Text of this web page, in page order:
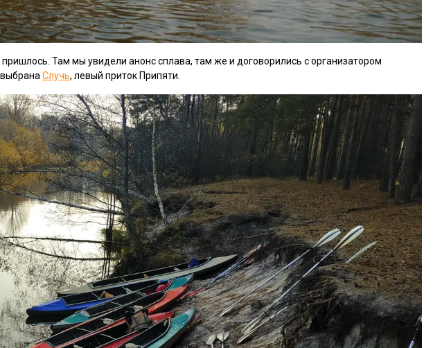
Там мы увидели анонс сплава, там же и договорились с организатором
Случь, левый приток Припяти.